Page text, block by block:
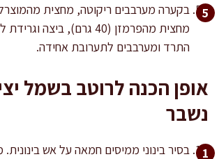
מחצית מהפרמזן (40 גרם),
התרד ומערבבים לתערובת אחידה.
אופן הכנה לרוטב בשמל
נשבר
בסיר בינוני ממיסים חמאה על אש